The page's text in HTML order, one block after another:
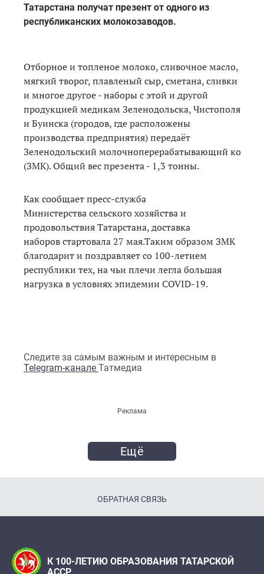
Татарстана получат презент от одного из
республиканских молокозаводов.
Отборное и топленое молоко, сливочное масло,
мягкий творог, плавленый сыр, сметана, сливки
и многое другое - наборы с этой и другой
продукцией медикам Зеленодольска, Чистополя
и Буинска (городов, где расположены
производства предприятия) передаёт
Зеленодольский молочноперерабатывающий
(ЗМК). Общий вес презента - 1,3 тонны.
Как сообщает пресс-служба
Министерства сельского хозяйства и
продовольствия Татарстана, доставка
наборов стартовала 27 мая.Таким образом ЗМК
благодарит и поздравляет со 100-летием
республики тех, на чьи плечи легла большая
нагрузка в условиях эпидемии COVID-19.
Следите за самым важным и интересным в
Telegram-канале Татмедиа
Реклама
Ещё
ОБРАТНАЯ СВЯЗЬ
К 100-ЛЕТИЮ ОБРАЗОВАНИЯ ТАТАРСКОЙ